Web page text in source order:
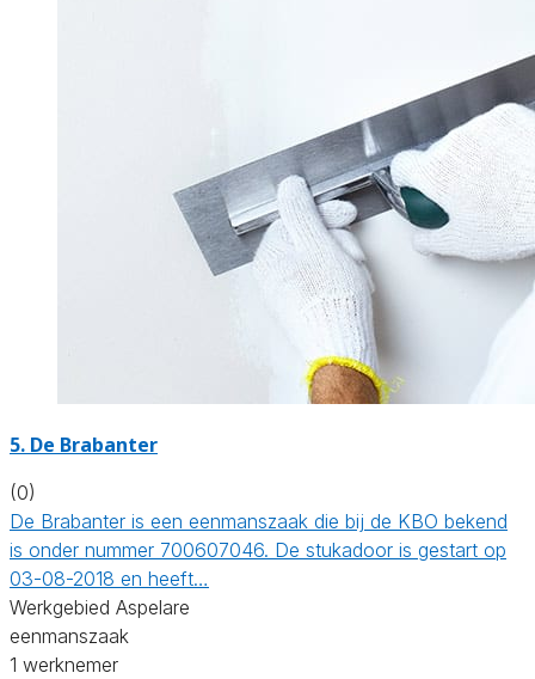
5. De Brabanter
(0)
De Brabanter is een eenmanszaak die bij de KBO bekend
is onder nummer 700607046. De stukadoor is gestart op
03-08-2018 en heeft…
Werkgebied Aspelare
eenmanszaak
1 werknemer